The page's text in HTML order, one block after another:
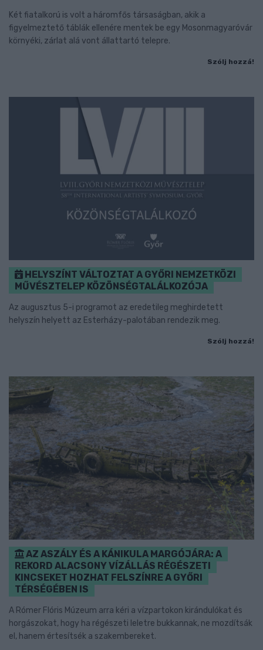
Két fiatalkorú is volt a háromfős társaságban, akik a
figyelmeztető táblák ellenére mentek be egy Mosonmagyaróvár
környéki, zárlat alá vont állattartó telepre.
Szólj hozzá!
HELYSZÍNT VÁLTOZTAT A GYŐRI NEMZETKÖZI
MŰVÉSZTELEP KÖZÖNSÉGTALÁLKOZÓJA
Az augusztus 5-i programot az eredetileg meghirdetett
helyszín helyett az Esterházy-palotában rendezik meg.
Szólj hozzá!
AZ ASZÁLY ÉS A KÁNIKULA MARGÓJÁRA: A
REKORD ALACSONY VÍZÁLLÁS RÉGÉSZETI
KINCSEKET HOZHAT FELSZÍNRE A GYŐRI
TÉRSÉGÉBEN IS
A Rómer Flóris Múzeum arra kéri a vízpartokon kirándulókat és
horgászokat, hogy ha régészeti leletre bukkannak, ne mozdítsák
el, hanem értesítsék a szakembereket.